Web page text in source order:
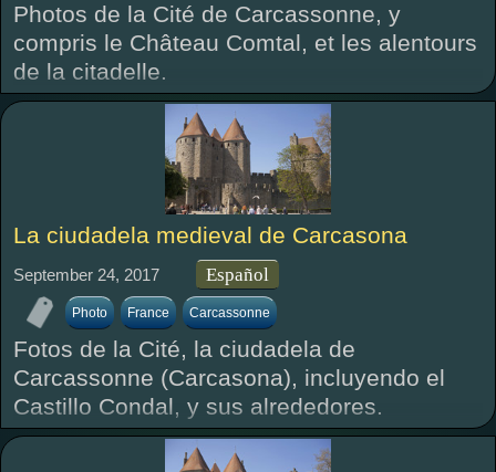
Photos de la Cité de Carcassonne, y
compris le Château Comtal, et les alentours
de la citadelle.
La ciudadela medieval de Carcasona
September 24, 2017 Español
Photo France Carcassonne
Fotos de la Cité, la ciudadela de
Carcassonne (Carcasona), incluyendo el
Castillo Condal, y sus alrededores.